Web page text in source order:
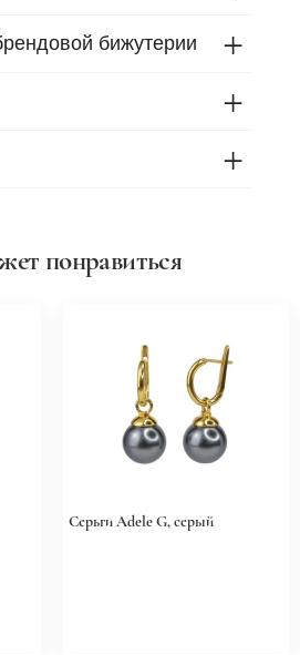
бижутерии
понравиться
Серьги Adele G, серый